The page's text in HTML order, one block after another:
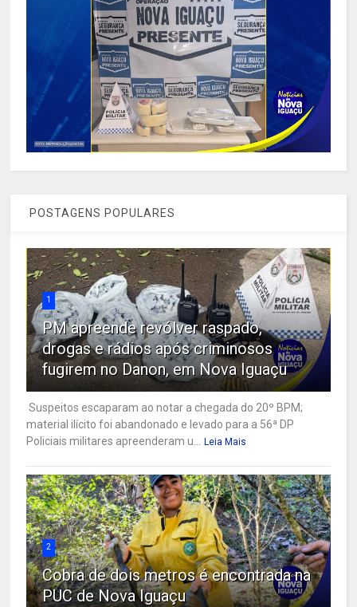
POSTAGENS POPULARES
1
PM apreende revólver raspado,
drogas e rádios após criminosos
fugirem no Danon, em Nova Iguaçu
Suspeitos escaparam ao notar a chegada do 20º BPM;
material ilícito foi abandonado e levado para a 56ª DP
Policiais militares apreenderam u... Leia Mais
2
Cobra de dois metros é encontrada na
PUC de Nova Iguaçu